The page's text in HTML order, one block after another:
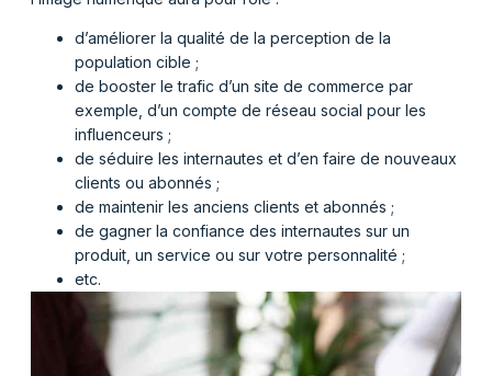
d’améliorer la qualité de la perception de la
population cible ;
de booster le trafic d’un site de commerce par
exemple, d’un compte de réseau social pour les
influenceurs ;
de séduire les internautes et d’en faire de nouveaux
clients ou abonnés ;
de maintenir les anciens clients et abonnés ;
de gagner la confiance des internautes sur un
produit, un service ou sur votre personnalité ;
etc.